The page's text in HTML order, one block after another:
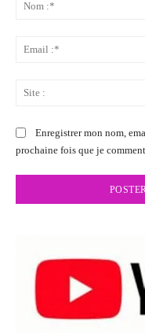
Enregistrer mon nom,
prochaine fois que je